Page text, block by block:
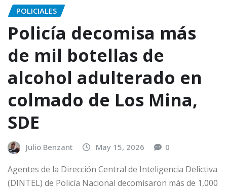
POLICIALES
Policía decomisa más
de mil botellas de
alcohol adulterado en
colmado de Los Mina,
SDE
Julio Benzant May 15, 2026 0
Agentes de la Dirección Central de Inteligencia Delictiva
(DINTEL) de Policía Nacional decomisaron más de 1,000